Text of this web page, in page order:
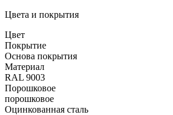
Цвета и покрытия
Цвет
Покрытие
Основа покрытия
Материал
RAL 9003
Порошковое
порошковое
Оцинкованная сталь